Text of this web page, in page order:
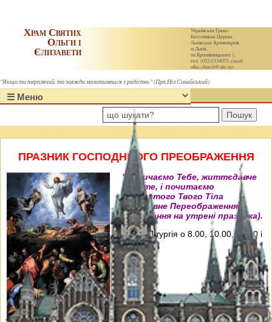
Українська Греко-
Католицька Церква.
Львівська Архиєпархія,
м.Львів,
пл.Кропивницького 1,
тел. (032)2334073, email:
olha-church@ukr.net
Храм Святих
Ольги і
Єлизавети
"Якщо ти терплячий, то завжди молитимешся з радістю." (Прп.Ніл Синайський)
Пошук
ПРАЗНИК ГОСПОДНЬОГО ПРЕОБРАЖЕННЯ
"Величаємо Тебе, життєдавче
Христе, і почитаємо
пречистого Твого Тіла
преславне Переображення"
(Величання на утрені празника).
Свята Літургія о 8.00, 10.00, 12.00 і
18.00